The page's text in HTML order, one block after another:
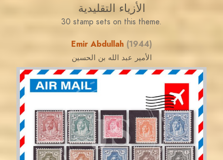
الأزياء التقليدية
30 stamp sets on this theme.
Emir Abdullah (1944)
الأمير عبد الله بن الحسين
JS
JORDANSTAMPS.COM